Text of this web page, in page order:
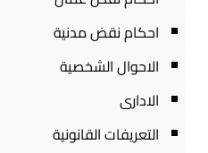
احكام نقض مدنية
الاحوال الشخصية
الادارى
التعريفات القانونية